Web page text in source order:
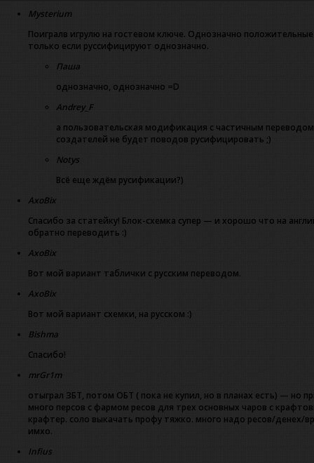
Mysterium
Поигралв игрулю на гостевом ключе. Однозначно
только если руссифицируют однозначно.
Паша
однозначно, однозначно =D
Andrey_F
а пользовательская модификация с частичным
создателей не будет поводов русифицировать ;)
Notys
Всё еще ждём русификации?)
AxoBix
Спасибо за статейку! Блок-схемка супер — и хорошо что на
обратно переводить :)
AxoBix
Вот мой вариант таблички с русским переводом.
AxoBix
Вот мой вариант схемки, на русском :)
Bishma
Спасибо!
mrGr1m
отыграл ЗБТ, потом ОБТ ( пока не купил, но в планах есть) — но
много персов с фармом ресов для трех основных чаров с
крафтер. соло выкачать профу тяжко. много надо ресов/денех/
имхо.
Infius